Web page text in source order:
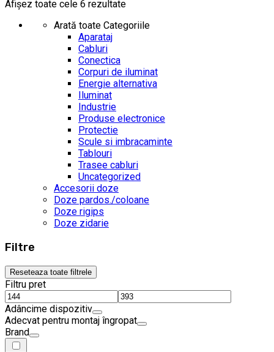
Afișez toate cele 6 rezultate
Arată toate Categoriile
Aparataj
Cabluri
Conectica
Corpuri de iluminat
Energie alternativa
Iluminat
Industrie
Produse electronice
Protectie
Scule si imbracaminte
Tablouri
Trasee cabluri
Uncategorized
Accesorii doze
Doze pardos./coloane
Doze rigips
Doze zidarie
Filtre
Reseteaza toate filtrele
Filtru pret
Adâncime dispozitiv
Adecvat pentru montaj îngropat
Brand